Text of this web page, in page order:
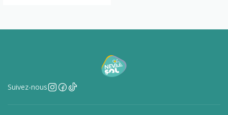
Suivez-nous